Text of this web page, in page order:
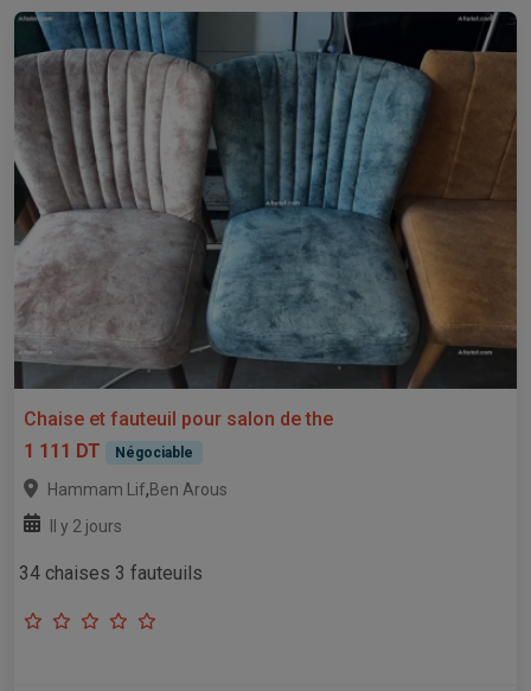
Chaise et fauteuil pour salon de the
1 111 DT
Négociable
Hammam Lif,Ben Arous
Il y 2 jours
34 chaises 3 fauteuils